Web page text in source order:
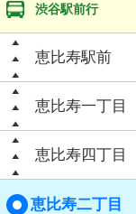
渋谷駅前行
恵比寿駅前
恵比寿一丁目
恵比寿四丁目
恵比寿二丁目